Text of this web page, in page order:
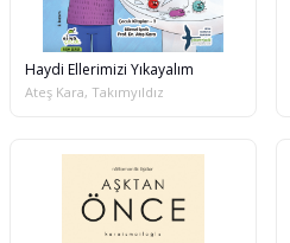
Haydi Ellerimizi Yıkayalım
Ateş Kara, Takımyıldız